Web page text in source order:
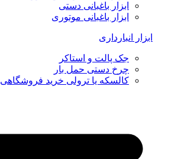
ابزار باغبانی دستی
ابزار باغبانی موتوری
ابزار انبارداری
جک پالت و استاکر
چرخ دستی حمل بار
کالسکه یا ترولی خرید فروشگاهی